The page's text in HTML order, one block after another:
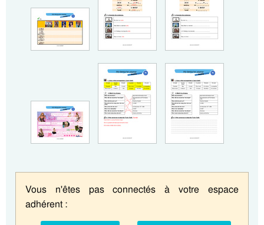
Vous n'êtes pas connectés à votre espace
adhérent :